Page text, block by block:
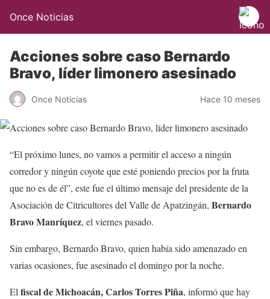
Once Noticias
Acciones sobre caso Bernardo
Bravo, líder limonero asesinado
Once Noticias Hace 10 meses
“El próximo lunes, no vamos a permitir el acceso a ningún
corredor y ningún coyote que esté poniendo precios por la fruta
que no es de él”, este fue el último mensaje del presidente de la
Asociación de Citricultores del Valle de Apatzingán, Bernardo
BravoManríquez, el viernes pasado.
Sin embargo, Bernardo Bravo, quien había sido amenazado en
varias ocasiones, fue asesinado el domingo por la noche.
El fiscal de Michoacán, Carlos Torres Piña, informó que hay